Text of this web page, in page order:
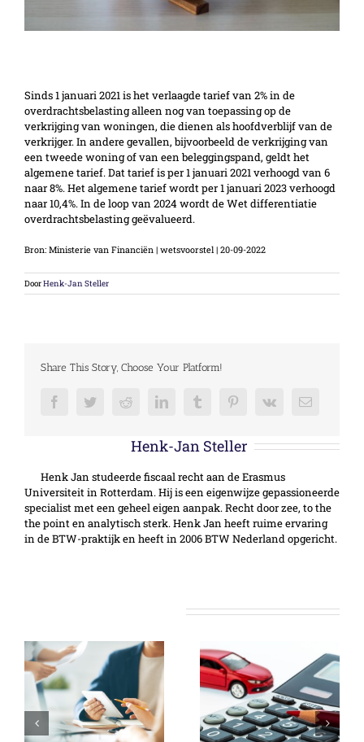
Sinds 1 januari 2021 is het verlaagde tarief van 2% in de
overdrachtsbelasting alleen nog van toepassing op de
verkrijging van woningen, die dienen als hoofdverblijf van de
verkrijger. In andere gevallen, bijvoorbeeld de verkrijging van
een tweede woning of van een beleggingspand, geldt het
algemene tarief. Dat tarief is per 1 januari 2021 verhoogd van 6
naar 8%. Het algemene tarief wordt per 1 januari 2023 verhoogd
naar 10,4%. In de loop van 2024 wordt de Wet differentiatie
overdrachtsbelasting geëvalueerd.
Bron: Ministerie van Financiën | wetsvoorstel | 20-09-2022
DoorHenk-Jan Steller
Share This Story, Choose Your Platform!
FacebookTwitterRedditLinkedInTumblr PinterestVk
E-
Henk-Jan Steller
Henk Jan studeerde fiscaal recht aan de Erasmus
Universiteit in Rotterdam. Hij is een eigenwijze gepassioneerde
specialist met een geheel eigen aanpak. Recht door zee, to the
the point en analytisch sterk. Henk Jan heeft ruime ervaring
in de BTW-praktijk en heeft in 2006 BTW Nederland opgericht.